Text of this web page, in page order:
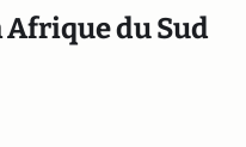
Afrique du Sud